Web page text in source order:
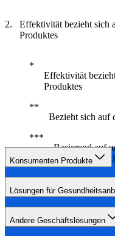
Effektivität bezieht sich
Produktes
Effektivität
Produktes
Bezieht sich auf
Basierend auf
Brustkissen
Konsumenten Produkte
Lösungen für
Andere Geschäftslösungen